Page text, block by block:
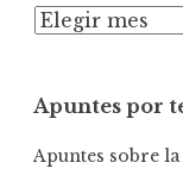
A
n
e
Apuntes por
Apuntes sobre